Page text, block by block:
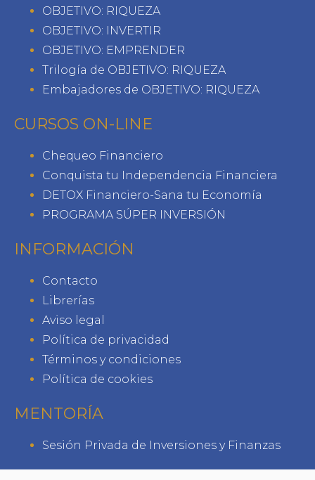
OBJETIVO: RIQUEZA
OBJETIVO: INVERTIR
OBJETIVO: EMPRENDER
Trilogía de OBJETIVO: RIQUEZA
Embajadores de OBJETIVO: RIQUEZA
CURSOS ON-LINE
Chequeo Financiero
Conquista tu Independencia Financiera
DETOX Financiero-Sana tu Economía
PROGRAMA SÚPER INVERSIÓN
INFORMACIÓN
Contacto
Librerías
Aviso legal
Política de privacidad
Términos y condiciones
Política de cookies
MENTORÍA
Sesión Privada de Inversiones y Finanzas